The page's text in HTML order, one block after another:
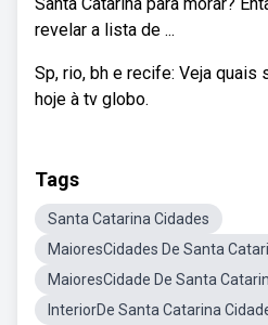
revelar a lista de ...
Sp, rio, bh e recife: Veja
hoje à tv globo.
Tags
Santa Catarina Cidades
MaioresCidades De Santa
MaioresCidade De Santa
InteriorDe Santa Catarina